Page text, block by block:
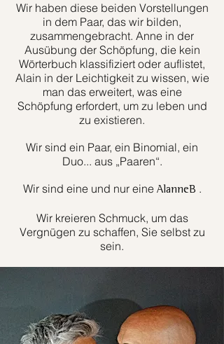
Wir haben diese beiden Vorstellungen
in dem Paar, das wir bilden,
zusammengebracht. Anne in der
Ausübung der Schöpfung, die kein
Wörterbuch klassifiziert oder auflistet,
Alain in der Leichtigkeit zu wissen, wie
man das erweitert, was eine
Schöpfung erfordert, um zu leben und
zu existieren.
Wir sind ein Paar, ein Binomial, ein
Duo... aus „Paaren“.
Wir sind eine und nur eine AlanneB .
Wir kreieren Schmuck, um das
Vergnügen zu schaffen, Sie selbst zu
sein.